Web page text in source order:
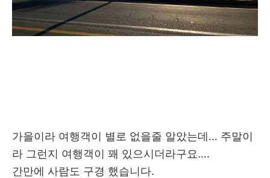
가을이라 여행객이 별로 없을줄 알았는데… 주말이
라 그런지 여행객이 꽤 있으시더라구요….
간만에 사람도 구경 했습니다.